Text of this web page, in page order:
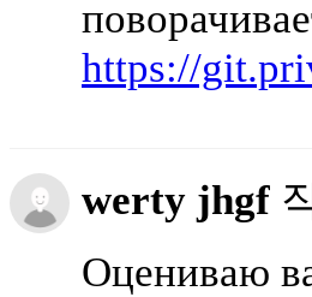
https://
werty jhgf
Оцениваю